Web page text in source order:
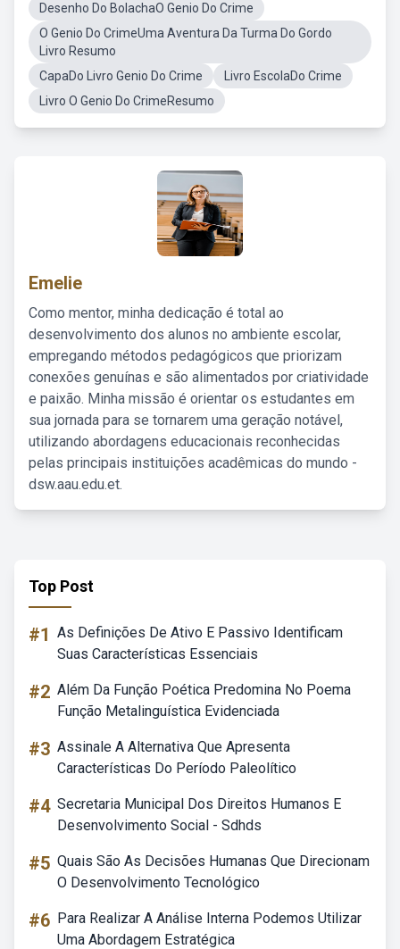
Desenho Do BolachaO Genio Do Crime
O Genio Do CrimeUma Aventura Da Turma Do Gordo
Livro Resumo
CapaDo Livro Genio Do Crime
Livro EscolaDo Crime
Livro O Genio Do CrimeResumo
Emelie
Como mentor, minha dedicação é total ao
desenvolvimento dos alunos no ambiente escolar,
empregando métodos pedagógicos que priorizam
conexões genuínas e são alimentados por criatividade
e paixão. Minha missão é orientar os estudantes em
sua jornada para se tornarem uma geração notável,
utilizando abordagens educacionais reconhecidas
pelas principais instituições acadêmicas do mundo -
dsw.aau.edu.et.
Top Post
#1 As Definições De Ativo E Passivo Identificam
Suas Características Essenciais
#2 Além Da Função Poética Predomina No Poema
Função Metalinguística Evidenciada
#3 Assinale A Alternativa Que Apresenta
Características Do Período Paleolítico
#4 Secretaria Municipal Dos Direitos Humanos E
Desenvolvimento Social - Sdhds
#5 Quais São As Decisões Humanas Que Direcionam
O Desenvolvimento Tecnológico
#6 Para Realizar A Análise Interna Podemos Utilizar
Uma Abordagem Estratégica